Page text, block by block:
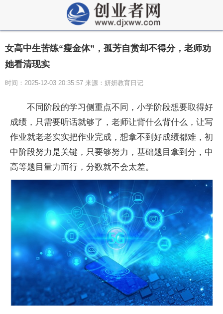
女高中生苦练“瘦金体”，孤芳自赏却不得分，老师劝
她看清现实
时间：2025-12-03 20:35:57 来源：妍妍教育日记
不同阶段的学习侧重点不同，小学阶段想要取得好
成绩，只需要听话就够了，老师让背什么背什么，让写
作业就老老实实把作业完成，想拿不到好成绩都难，初
中阶段努力是关键，只要够努力，基础题目拿到分，中
高等题目量力而行，分数就不会太差。